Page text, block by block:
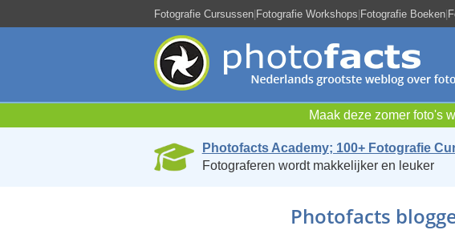
Fotografie Cursussen|Fotografie Workshops|Fotografie Boeken|
Maak deze zomer foto's
Photofacts Academy; 100+ Fotografie
Fotograferen wordt makkelijker en leuker
Photofacts